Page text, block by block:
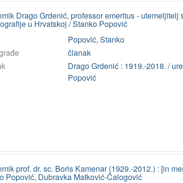
Drago Grdenić, professor emeritus - utemeljitelj
u Hrvatskoj / Stanko Popović
Popović, Stanko
članak
Drago Grdenić : 1919.-2018. /
Popović
prof. dr. sc. Boris Kamenar (1929.-2012.) : [in
Popović, Dubravka Matković-Čalogović